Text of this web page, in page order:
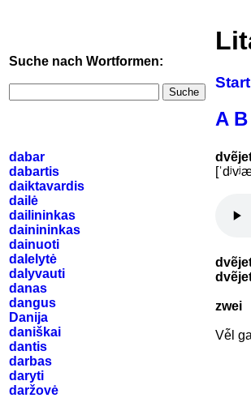
Suche nach Wortformen:
Suche
Start
A B
dabar
dabartis
daiktavardis
dailė
dailininkas
dainininkas
dainuoti
dalelytė
dalyvauti
danas
dangus
Danija
daniškai
dantis
darbas
daryti
daržovė
zwei
Vė̃l